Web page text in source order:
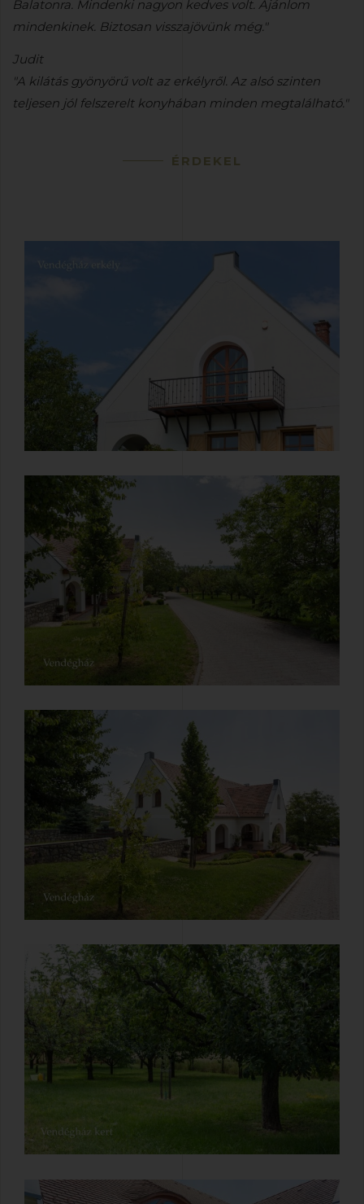
Balatonra. Mindenki nagyon kedves volt. Ajánlom
mindenkinek. Biztosan visszajövünk még."
Judit
"A kilátás gyönyörű volt az erkélyről. Az alsó szinten
teljesen jól felszerelt konyhában minden megtalálható."
ÉRDEKEL